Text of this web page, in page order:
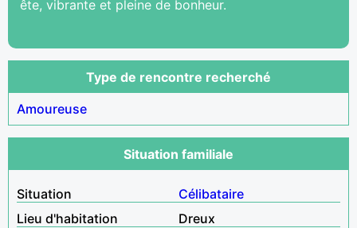
ête, vibrante et pleine de bonheur.
Type de rencontre recherché
Amoureuse
Situation familiale
Situation
Célibataire
Lieu d'habitation
Dreux